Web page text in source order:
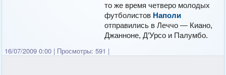
то же время четверо молодых
футболистов Наполи
отправились в Леччо — Киано,
Джанноне, Д’Урсо и Палумбо.
16/07/2009 0:00 | Просмотры: 591 |